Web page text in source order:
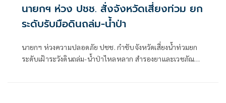
นายกฯ ห่วง ปชช. สั่งจังหวัดเสี่ยงท่วม ยก
ระดับรับมือดินถล่ม-น้ำป่า
นายกฯ ห่วงความปลอดภัย ปชช. กำชับจังหวัดเสี่ยงน้ำท่วมยก
ระดับเฝ้าระวังดินถล่ม-น้ำป่าไหลหลาก สำรองยาและเวชภัณฑ์